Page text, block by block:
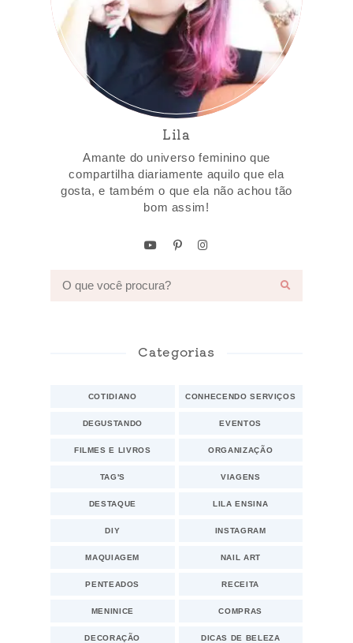
Lila
Amante do universo feminino que
compartilha diariamente aquilo que ela
gosta, e também o que ela não achou tão
bom assim!
Categorias
COTIDIANO CONHECENDO SERVIÇOS
DEGUSTANDO EVENTOS
FILMES E LIVROS ORGANIZAÇÃO
TAG'S VIAGENS
DESTAQUE LILA ENSINA
DIY INSTAGRAM
MAQUIAGEM NAIL ART
PENTEADOS RECEITA
MENINICE COMPRAS
DECORAÇÃO DICAS DE BELEZA